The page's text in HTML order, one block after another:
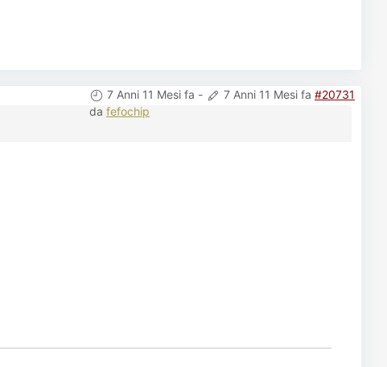
7 Anni 11 Mesi fa - 7 Anni 11 Mesi fa #20731
da fefochip